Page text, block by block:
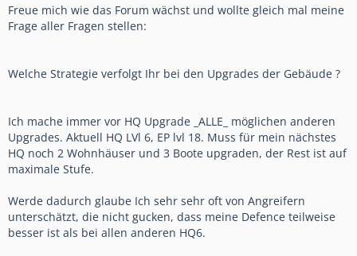
Freue mich wie das Forum wächst und wollte gleich mal meine
Frage aller Fragen stellen:
Welche Strategie verfolgt Ihr bei den Upgrades der Gebäude ?
Ich mache immer vor HQ Upgrade _ALLE_ möglichen anderen
Upgrades. Aktuell HQ LVl 6, EP lvl 18. Muss für mein nächstes
HQ noch 2 Wohnhäuser und 3 Boote upgraden, der Rest ist auf
maximale Stufe.
Werde dadurch glaube Ich sehr sehr oft von Angreifern
unterschätzt, die nicht gucken, dass meine Defence teilweise
besser ist als bei allen anderen HQ6.